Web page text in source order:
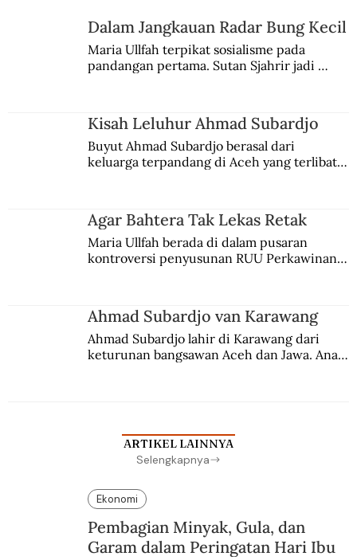
Dalam Jangkauan Radar Bung Kecil
Maria Ullfah terpikat sosialisme pada
pandangan pertama. Sutan Sjahrir jadi
Kisah Leluhur Ahmad Subardjo
Buyut Ahmad Subardjo berasal dari
keluarga terpandang di Aceh yang terlibat
Agar Bahtera Tak Lekas Retak
Maria Ullfah berada di dalam pusaran
kontroversi penyusunan RUU Perkawinan.
Ahmad Subardjo van Karawang
Ahmad Subardjo lahir di Karawang dari
keturunan bangsawan Aceh dan Jawa. Anak
ARTIKEL LAINNYA
Selengkapnya
Ekonomi
Pembagian Minyak, Gula, dan
Garam dalam Peringatan Hari Ibu